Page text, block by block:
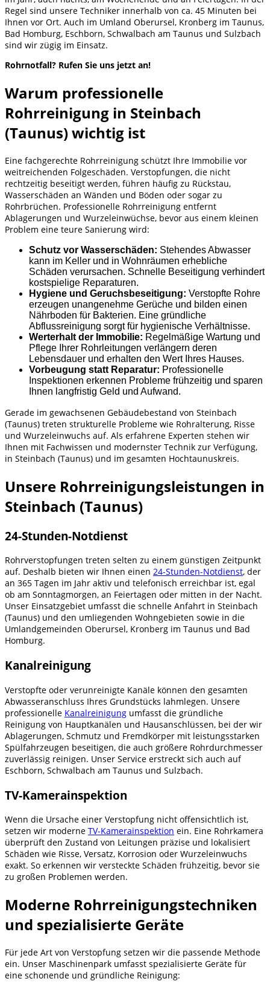
Regel sind unsere Techniker innerhalb von ca. 45 Minuten bei
Ihnen vor Ort. Auch im Umland Oberursel, Kronberg im Taunus,
Bad Homburg, Eschborn, Schwalbach am Taunus und Sulzbach
sind wir zügig im Einsatz.
Rohrnotfall? Rufen Sie uns jetzt an!
Warum professionelle
Rohrreinigung in Steinbach
(Taunus) wichtig ist
Eine fachgerechte Rohrreinigung schützt Ihre Immobilie vor
weitreichenden Folgeschäden. Verstopfungen, die nicht
rechtzeitig beseitigt werden, führen häufig zu Rückstau,
Wasserschäden an Wänden und Böden oder sogar zu
Rohrbrüchen. Professionelle Rohrreinigung entfernt
Ablagerungen und Wurzeleinwüchse, bevor aus einem kleinen
Problem eine teure Sanierung wird:
Schutz vor Wasserschäden: Stehendes Abwasser
kann im Keller und in Wohnräumen erhebliche
Schäden verursachen. Schnelle Beseitigung verhindert
kostspielige Reparaturen.
Hygiene und Geruchsbeseitigung: Verstopfte Rohre
erzeugen unangenehme Gerüche und bilden einen
Nährboden für Bakterien. Eine gründliche
Abflussreinigung sorgt für hygienische Verhältnisse.
Werterhalt der Immobilie: Regelmäßige Wartung und
Pflege Ihrer Rohrleitungen verlängern deren
Lebensdauer und erhalten den Wert Ihres Hauses.
Vorbeugung statt Reparatur: Professionelle
Inspektionen erkennen Probleme frühzeitig und sparen
Ihnen langfristig Geld und Aufwand.
Gerade im gewachsenen Gebäudebestand von Steinbach
(Taunus) treten strukturelle Probleme wie Rohralterung, Risse
und Wurzeleinwuchs auf. Als erfahrene Experten stehen wir
Ihnen mit Fachwissen und modernster Technik zur Verfügung,
in Steinbach (Taunus) und im gesamten Hochtaunuskreis.
Unsere Rohrreinigungsleistungen in
Steinbach (Taunus)
24-Stunden-Notdienst
Rohrverstopfungen treten selten zu einem günstigen Zeitpunkt
auf. Deshalb bieten wir Ihnen einen 24-Stunden-Notdienst, der
an 365 Tagen im Jahr aktiv und telefonisch erreichbar ist, egal
ob am Sonntagmorgen, an Feiertagen oder mitten in der Nacht.
Unser Einsatzgebiet umfasst die schnelle Anfahrt in Steinbach
(Taunus) und den umliegenden Wohngebieten sowie in die
Umlandgemeinden Oberursel, Kronberg im Taunus und Bad
Homburg.
Kanalreinigung
Verstopfte oder verunreinigte Kanäle können den gesamten
Abwasseranschluss Ihres Grundstücks lahmlegen. Unsere
professionelle Kanalreinigung umfasst die gründliche
Reinigung von Hauptkanälen und Hausanschlüssen, bei der wir
Ablagerungen, Schmutz und Fremdkörper mit leistungsstarken
Spülfahrzeugen beseitigen, die auch größere Rohrdurchmesser
zuverlässig reinigen. Unser Service erstreckt sich auch auf
Eschborn, Schwalbach am Taunus und Sulzbach.
TV-Kamerainspektion
Wenn die Ursache einer Verstopfung nicht offensichtlich ist,
setzen wir moderne TV-Kamerainspektion ein. Eine Rohrkamera
überprüft den Zustand von Leitungen präzise und lokalisiert
Schäden wie Risse, Versatz, Korrosion oder Wurzeleinwuchs
exakt. So erkennen wir versteckte Schäden frühzeitig, bevor sie
zu großen Problemen werden.
Moderne Rohrreinigungstechniken
und spezialisierte Geräte
Für jede Art von Verstopfung setzen wir die passende Methode
ein. Unser Maschinenpark umfasst spezialisierte Geräte für
eine schonende und gründliche Reinigung: